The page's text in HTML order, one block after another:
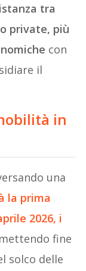
tra
private, più
con
il
in
una
la prima
2026, i
fine
solco delle